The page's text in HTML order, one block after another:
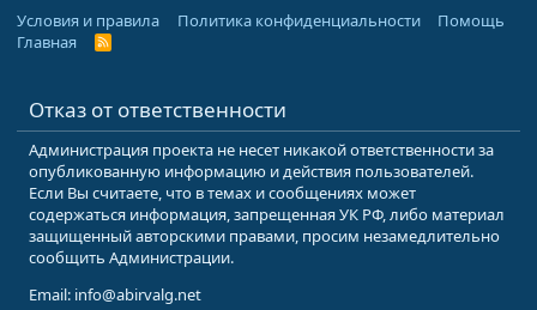
Условия и правила
Политика конфиденциальности
Помощь
Главная
R
Отказ от ответственности
Администрация проекта не несет никакой ответственности за
опубликованную информацию и действия пользователей.
Если Вы считаете, что в темах и сообщениях может
содержаться информация, запрещенная УК РФ, либо материал
защищенный авторскими правами, просим незамедлительно
сообщить Администрации.
Email: info@abirvalg.net